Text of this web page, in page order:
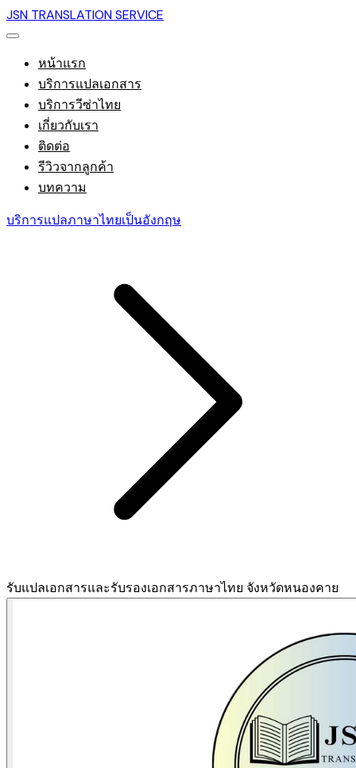
JSN TRANSLATION SERVICE
หน้าแรก
บริการแปลเอกสาร
บริการวีซ่าไทย
เกี่ยวกับเรา
ติดต่อ
รีวิวจากลูกค้า
บทความ
บริการแปลภาษาไทยเป็นอังกฤษ
รับแปลเอกสารและรับรองเอกสารภาษาไทย จังหวัดหนองคาย